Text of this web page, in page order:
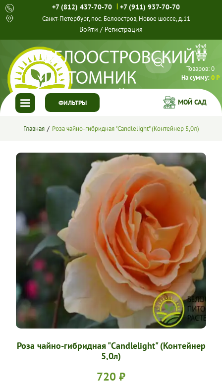
+7 (812) 437-70-70 | +7 (911) 937-70-70
Санкт-Петербург, пос. Белоостров, Новое шоссе, д.11
Войти / Регистрация
Товаров:0
На сумму:0 ₽
ФИЛЬТРЫ
ГЛАВНАЯ
КАТАЛОГ
СПЕЦПРЕДЛОЖЕНИЯ
ГОТОВЫЕ РЕШЕНИЯ
О НАС
УСЛОВИЯ РАБОТЫ
КОНТАКТЫ
МОЙ САД
Главная Роза чайно-гибридная "Candlelight" (Контейнер 5,0л)
Роза чайно-гибридная "Candlelight" (Контейнер
5,0л)
720 ₽